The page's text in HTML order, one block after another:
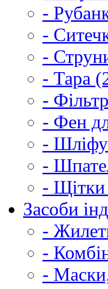
-
-
-
- Тара
-
- Фен
-
-
-
Засоби
-
-
-